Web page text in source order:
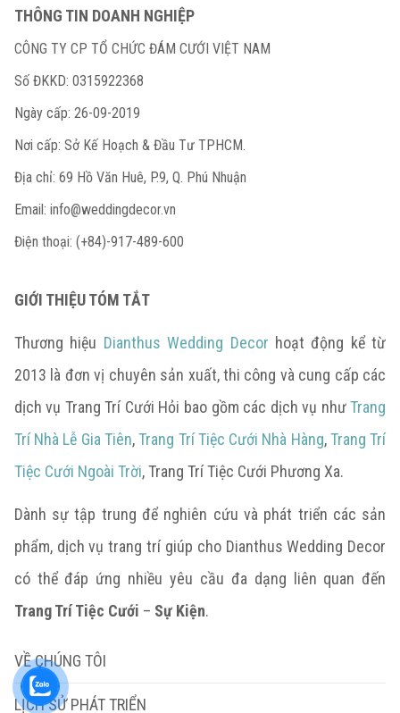
THÔNG TIN DOANH NGHIỆP
CÔNG TY CP TỔ CHỨC ĐÁM CƯỚI VIỆT NAM
Số ĐKKD: 0315922368
Ngày cấp: 26-09-2019
Nơi cấp: Sở Kế Hoạch & Đầu Tư TPHCM.
Địa chỉ: 69 Hồ Văn Huê, P.9, Q. Phú Nhuận
Email: info@weddingdecor.vn
Điện thoại: (+84)-917-489-600
GIỚI THIỆU TÓM TẮT
Thương hiệu Dianthus Wedding Decor hoạt động kể từ
2013 là đơn vị chuyên sản xuất, thi công và cung cấp các
dịch vụ Trang Trí Cưới Hỏi bao gồm các dịch vụ nhưTrang
Trí Nhà Lễ Gia Tiên,Trang Trí Tiệc Cưới Nhà Hàng,Trang Trí
Tiệc Cưới Ngoài Trời, Trang Trí Tiệc Cưới Phương Xa.
Dành sự tập trung để nghiên cứu và phát triển các sản
phẩm, dịch vụ trang trí giúp cho Dianthus Wedding Decor
có thể đáp ứng nhiều yêu cầu đa dạng liên quan đến
Trang Trí Tiệc Cưới – Sự Kiện.
VỀ CHÚNG TÔI
LỊCH SỬ PHÁT TRIỂN